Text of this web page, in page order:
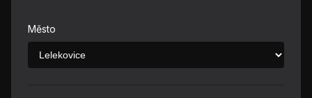
Město